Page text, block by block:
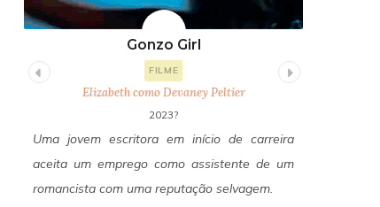
Gonzo Girl
FILME
Elizabeth como Devaney Peltier
2023?
Uma jovem escritora em início de carreira
aceita um emprego como assistente de um
romancista com uma reputação selvagem.